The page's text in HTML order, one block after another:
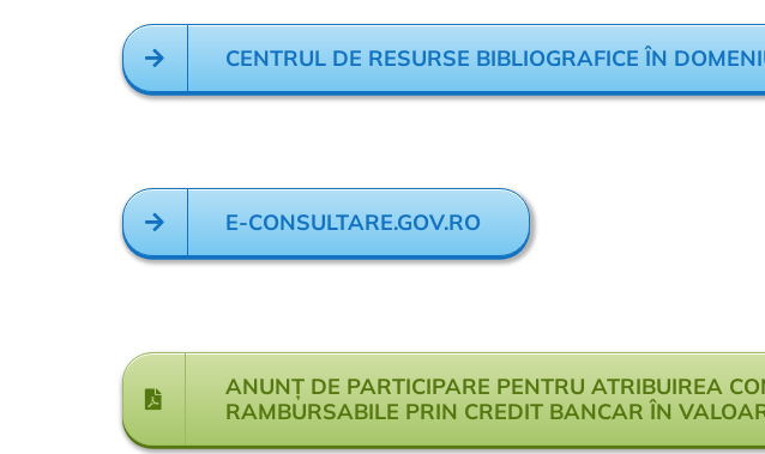
CENTRUL DE RESURSE BIBLIOGRAFICE ÎN
E-CONSULTARE.GOV.RO
ANUNȚ DE PARTICIPARE PENTRU ATRIBUIREA
RAMBURSABILE PRIN CREDIT BANCAR ÎN